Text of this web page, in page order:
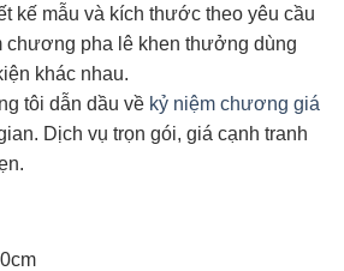
kế mẫu và kích thước theo yêu cầu
chương pha lê khen thưởng dùng
khác nhau.
tôi dẫn dầu về kỷ niệm chương giá
Dịch vụ trọn gói, giá cạnh tranh